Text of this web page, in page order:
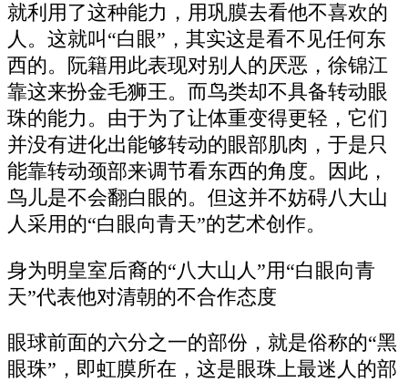
就利用了这种能力，用巩膜去看他不喜欢的
人。这就叫“白眼”，其实这是看不见任何东
西的。阮籍用此表现对别人的厌恶，徐锦江
靠这来扮金毛狮王。而鸟类却不具备转动眼
珠的能力。由于为了让体重变得更轻，它们
并没有进化出能够转动的眼部肌肉，于是只
能靠转动颈部来调节看东西的角度。因此，
鸟儿是不会翻白眼的。但这并不妨碍八大山
人采用的“白眼向青天”的艺术创作。
身为明皇室后裔的“八大山人”用“白眼向青
天”代表他对清朝的不合作态度
眼球前面的六分之一的部份，就是俗称的“黑
眼珠”，即虹膜所在，这是眼珠上最迷人的部